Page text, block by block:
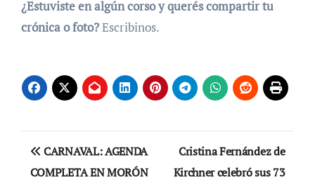
¿Estuviste en algún corso y querés compartir tu
crónica o foto?Escribinos.
Navegación
de
CARNAVAL: AGENDA
COMPLETA EN MORÓN
Cristina Fernández de
Kirchner celebró sus 73